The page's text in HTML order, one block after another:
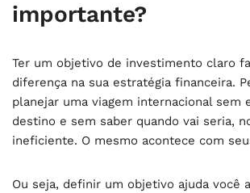
importante?
Ter um objetivo de investimento claro
diferença na sua estratégia financeira.
planejar uma viagem internacional sem
destino e sem saber quando vai seria,
ineficiente. O mesmo acontece com
Ou seja, definir um objetivo ajuda você